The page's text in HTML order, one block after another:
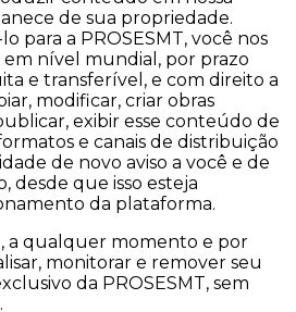
de sua propriedade.
para a PROSESMT, você nos
nível mundial, por prazo
e transferível, e com direito a
modificar, criar obras
exibir esse conteúdo de
e canais de distribuição
de novo aviso a você e de
que isso esteja
da plataforma.
a qualquer momento e por
monitorar e remover seu
da PROSESMT, sem